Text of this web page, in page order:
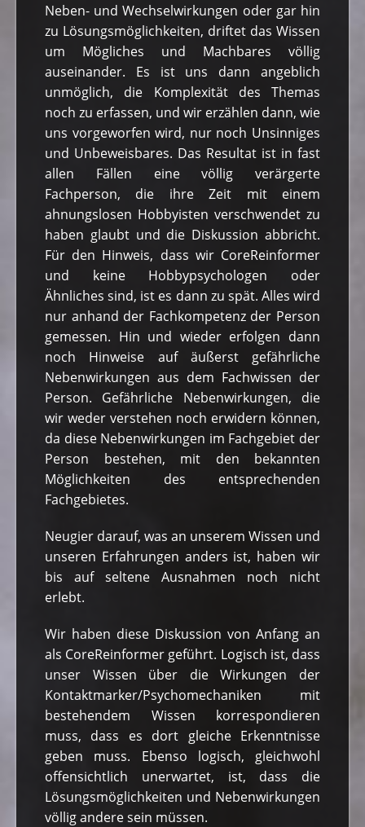
Neben- und Wechselwirkungen oder gar hin
zu Lösungsmöglichkeiten, driftet das Wissen
um Mögliches und Machbares völlig
auseinander. Es ist uns dann angeblich
unmöglich, die Komplexität des Themas
noch zu erfassen, und wir erzählen dann, wie
uns vorgeworfen wird, nur noch Unsinniges
und Unbeweisbares. Das Resultat ist in fast
allen Fällen eine völlig verärgerte
Fachperson, die ihre Zeit mit einem
ahnungslosen Hobbyisten verschwendet zu
haben glaubt und die Diskussion abbricht.
Für den Hinweis, dass wir CoreReinformer
und keine Hobbypsychologen oder
Ähnliches sind, ist es dann zu spät. Alles wird
nur anhand der Fachkompetenz der Person
gemessen. Hin und wieder erfolgen dann
noch Hinweise auf äußerst gefährliche
Nebenwirkungen aus dem Fachwissen der
Person. Gefährliche Nebenwirkungen, die
wir weder verstehen noch erwidern können,
da diese Nebenwirkungen im Fachgebiet der
Person bestehen, mit den bekannten
Möglichkeiten des entsprechenden
Fachgebietes.
Neugier darauf, was an unserem Wissen und
unseren Erfahrungen anders ist, haben wir
bis auf seltene Ausnahmen noch nicht
erlebt.
Wir haben diese Diskussion von Anfang an
als CoreReinformer geführt. Logisch ist, dass
unser Wissen über die Wirkungen der
Kontaktmarker/Psychomechaniken mit
bestehendem Wissen korrespondieren
muss, dass es dort gleiche Erkenntnisse
geben muss. Ebenso logisch, gleichwohl
offensichtlich unerwartet, ist, dass die
Lösungsmöglichkeiten und Nebenwirkungen
völlig andere sein müssen.